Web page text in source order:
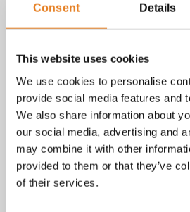
Consent Details
This website uses cookies
We use cookies to personalise
provide social media features and
We also share information about
our social media, advertising and
may combine it with other
provided to them or that they’ve
of their services.
tot vragen over bestellingen,
Facebook
Instagram
E-mail
Telefoon / whatsapp:
Bekijk onzeAlgemene
Lees ook onze privacy encookie
bent naar wat we met je